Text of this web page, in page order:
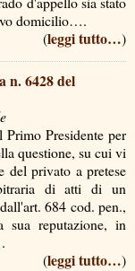
domicilio….
(leggi tutto…)
n. 6428 del
Presidente per
questione, su cui vi
del privato a pretese
di atti di un
684 cod. pen.,
sua reputazione, in
(leggi tutto…)